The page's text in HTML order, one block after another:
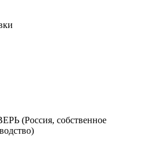
(Россия, собственное